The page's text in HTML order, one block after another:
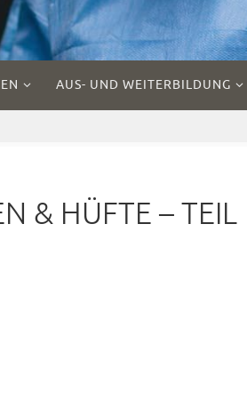
AUS- UND WEITERBILDUNG
& HÜFTE – TEIL